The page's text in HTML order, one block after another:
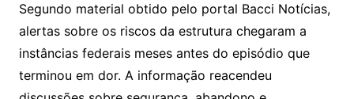
Segundo material obtido pelo portal Bacci Notícias,
alertas sobre os riscos da estrutura chegaram a
instâncias federais meses antes do episódio que
terminou em dor. A informação reacendeu